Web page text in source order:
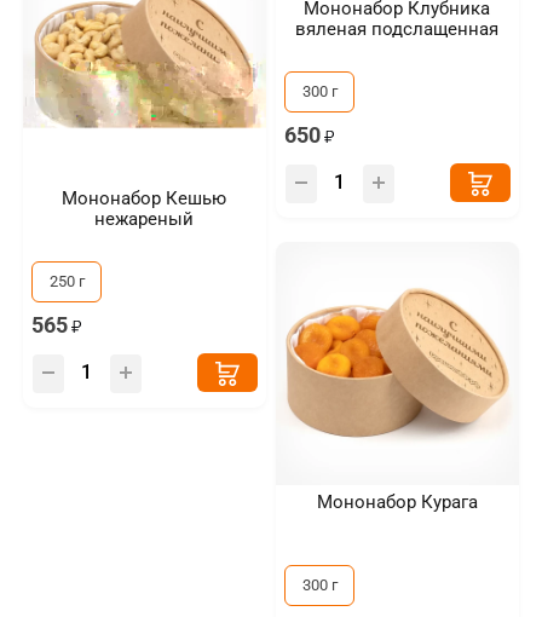
Мононабор Кешью
нежареный
250 г
565
Мононабор Клубника
вяленая подслащенная
300 г
650
Мононабор Курага
300 г